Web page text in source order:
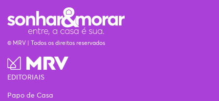
© MRV | Todos os direitos reservados
EDITORIAIS
Papo de Casa